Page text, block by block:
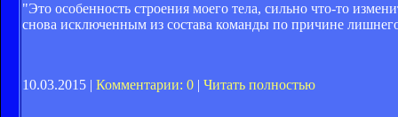
"Это особенность строения моего тела, сильно что-то
снова исключенным из состава команды по причине
10.03.2015 | Комментарии: 0 | Читать полностью